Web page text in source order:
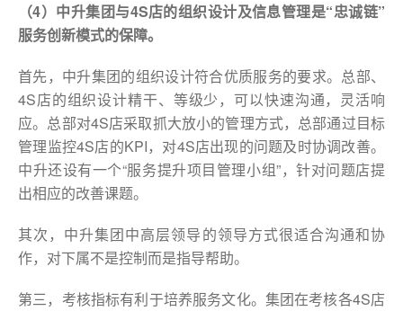
（4）中升集团与4S店的组织设计及信息管理是“忠诚链”
服务创新模式的保障。
首先，中升集团的组织设计符合优质服务的要求。总部、
4S店的组织设计精干、等级少，可以快速沟通，灵活响
应。总部对4S店采取抓大放小的管理方式，总部通过目标
管理监控4S店的KPI，对4S店出现的问题及时协调改善。
中升还设有一个“服务提升项目管理小组”，针对问题店提
出相应的改善课题。
其次，中升集团中高层领导的领导方式很适合沟通和协
作，对下属不是控制而是指导帮助。
第三，考核指标有利于培养服务文化。集团在考核各4S店